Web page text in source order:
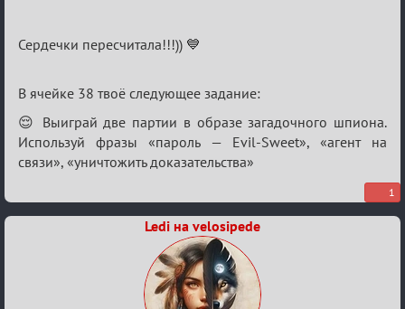
Сердечки пересчитала!!!)) 💙
В ячейке 38 твоё следующее задание:
😌 Выиграй две партии в образе загадочного шпиона.
Используй фразы «пароль — Evil-Sweet», «aгент на
связи», «уничтожить доказательства»
1
Ledi на velosipede